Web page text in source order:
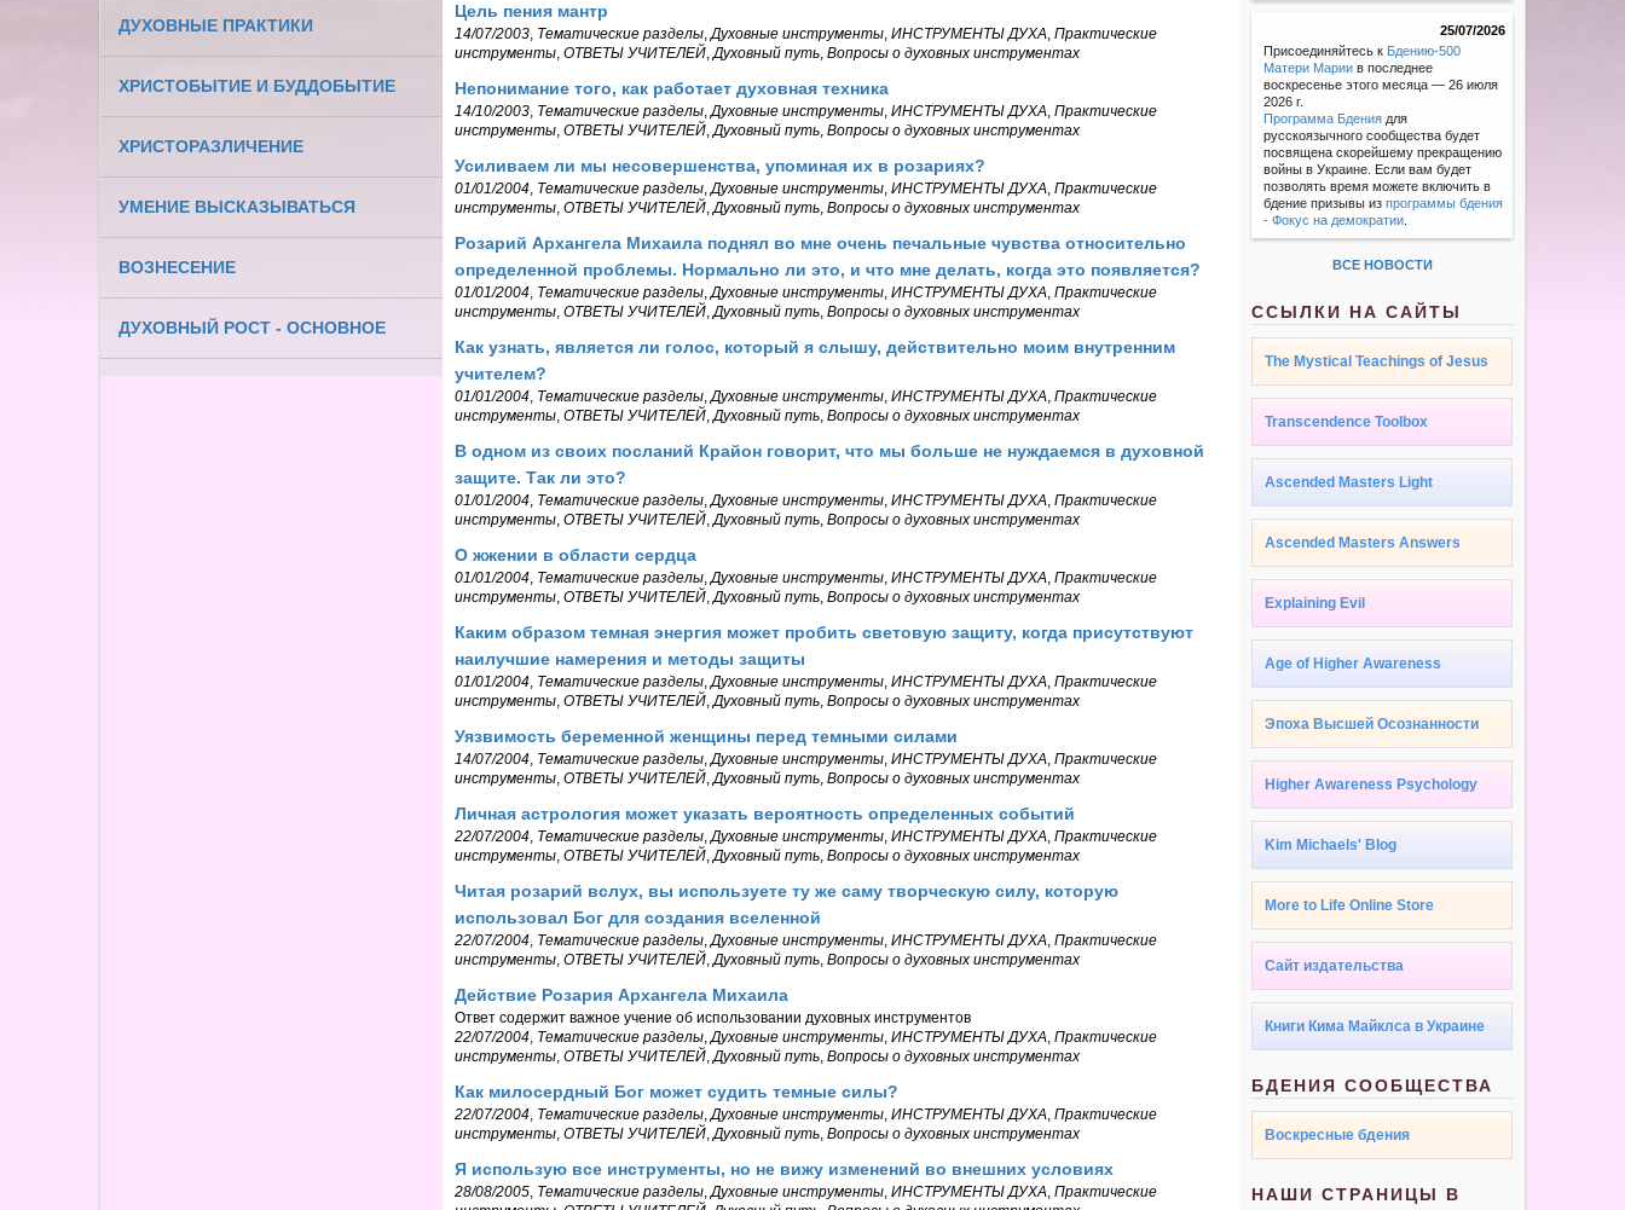
ДУХОВНЫЕ ПРАКТИКИ
ХРИСТОБЫТИЕ И БУДДОБЫТИЕ
ХРИСТОРАЗЛИЧЕНИЕ
УМЕНИЕ ВЫСКАЗЫВАТЬСЯ
ВОЗНЕСЕНИЕ
ДУХОВНЫЙ РОСТ - ОСНОВНОЕ
Цель пения мантр
14/07/2003, Тематические разделы,Духовные инструменты, ИНСТРУМЕНТЫ ДУХА, Практические
инструменты, ОТВЕТЫ УЧИТЕЛЕЙ,Духовный путь, Вопросы о духовных инструментах
Непонимание того, как работает духовная техника
14/10/2003, Тематические разделы,Духовные инструменты, ИНСТРУМЕНТЫ ДУХА, Практические
инструменты, ОТВЕТЫ УЧИТЕЛЕЙ,Духовный путь, Вопросы о духовных инструментах
Усиливаем ли мы несовершенства, упоминая их в розариях?
01/01/2004, Тематические разделы,Духовные инструменты, ИНСТРУМЕНТЫ ДУХА, Практические
инструменты, ОТВЕТЫ УЧИТЕЛЕЙ,Духовный путь, Вопросы о духовных инструментах
Розарий Архангела Михаила поднял во мне очень печальные чувства относительно
определенной проблемы. Нормально ли это, и что мне делать, когда это появляется?
01/01/2004, Тематические разделы,Духовные инструменты, ИНСТРУМЕНТЫ ДУХА, Практические
инструменты, ОТВЕТЫ УЧИТЕЛЕЙ,Духовный путь, Вопросы о духовных инструментах
Как узнать, является ли голос, который я слышу, действительно моим внутренним
учителем?
01/01/2004, Тематические разделы,Духовные инструменты, ИНСТРУМЕНТЫ ДУХА, Практические
инструменты, ОТВЕТЫ УЧИТЕЛЕЙ,Духовный путь, Вопросы о духовных инструментах
В одном из своих посланий Крайон говорит, что мы больше не нуждаемся в духовной
защите. Так ли это?
01/01/2004, Тематические разделы,Духовные инструменты, ИНСТРУМЕНТЫ ДУХА, Практические
инструменты, ОТВЕТЫ УЧИТЕЛЕЙ,Духовный путь, Вопросы о духовных инструментах
О жжении в области сердца
01/01/2004, Тематические разделы,Духовные инструменты, ИНСТРУМЕНТЫ ДУХА, Практические
инструменты, ОТВЕТЫ УЧИТЕЛЕЙ,Духовный путь, Вопросы о духовных инструментах
Каким образом темная энергия может пробить световую защиту, когда присутствуют
наилучшие намерения и методы защиты
01/01/2004, Тематические разделы,Духовные инструменты, ИНСТРУМЕНТЫ ДУХА, Практические
инструменты, ОТВЕТЫ УЧИТЕЛЕЙ,Духовный путь, Вопросы о духовных инструментах
Уязвимость беременной женщины перед темными силами
14/07/2004, Тематические разделы,Духовные инструменты, ИНСТРУМЕНТЫ ДУХА, Практические
инструменты, ОТВЕТЫ УЧИТЕЛЕЙ,Духовный путь, Вопросы о духовных инструментах
Личная астрология может указать вероятность определенных событий
22/07/2004, Тематические разделы,Духовные инструменты, ИНСТРУМЕНТЫ ДУХА, Практические
инструменты, ОТВЕТЫ УЧИТЕЛЕЙ,Духовный путь, Вопросы о духовных инструментах
Читая розарий вслух, вы используете ту же саму творческую силу, которую
использовал Бог для создания вселенной
22/07/2004, Тематические разделы,Духовные инструменты, ИНСТРУМЕНТЫ ДУХА, Практические
инструменты, ОТВЕТЫ УЧИТЕЛЕЙ,Духовный путь, Вопросы о духовных инструментах
Действие Розария Архангела Михаила
Ответ содержит важное учение об использовании духовных инструментов
22/07/2004, Тематические разделы,Духовные инструменты, ИНСТРУМЕНТЫ ДУХА, Практические
инструменты, ОТВЕТЫ УЧИТЕЛЕЙ,Духовный путь, Вопросы о духовных инструментах
Как милосердный Бог может судить темные силы?
22/07/2004, Тематические разделы,Духовные инструменты, ИНСТРУМЕНТЫ ДУХА, Практические
инструменты, ОТВЕТЫ УЧИТЕЛЕЙ,Духовный путь, Вопросы о духовных инструментах
Я использую все инструменты, но не вижу изменений во внешних условиях
28/08/2005, Тематические разделы,Духовные инструменты, ИНСТРУМЕНТЫ ДУХА, Практические
25/07/2026
Присоединяйтесь к Бдению-500
Матери Марии в последнее
воскресенье этого месяца — 26 июля
2026 г.
Программа Бдения для
русскоязычного сообщества будет
посвящена скорейшему прекращению
войны в Украине. Если вам будет
позволять время можете включить в
бдение призывы изпрограммы бдения
- Фокус на демократии
ВСЕ НОВОСТИ
ССЫЛКИ НА САЙТЫ
The Mystical Teachings of Jesus
Transcendence Toolbox
Ascended Masters Light
Ascended Masters Answers
Explaining Evil
Age of Higher Awareness
Эпоха Высшей Осознанности
Higher Awareness Psychology
Kim Michaels' Blog
More to Life Online Store
Сайт издательства
Книги Кима Майклса в Украине
БДЕНИЯ СООБЩЕСТВА
Воскресные бдения
НАШИ СТРАНИЦЫ В